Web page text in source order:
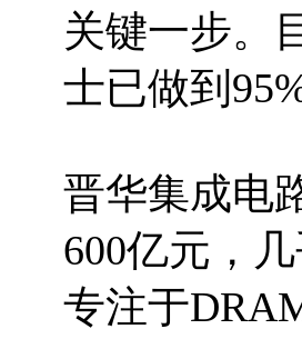
关键一步。
士已做到95%
晋华集成电
600亿元，
专注于